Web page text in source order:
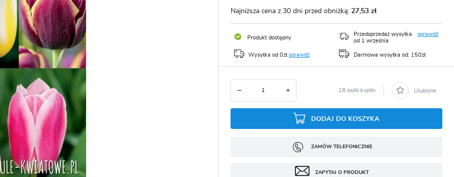
SIĘ
Najniższa cena z 30 dni przed obniżką: 27,53 zł
Produkt dostępny
Przedsprzedaż wysyłka
od 1 września
sprawdź
Wysyłka od 0zł sprawdź Darmowa wysyłka od: 150zł
18 osób kupiło Ulubione
DODAJ DO KOSZYKA
ZAMÓW TELEFONICZNIE
ZAPYTAJ O PRODUKT